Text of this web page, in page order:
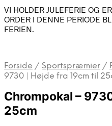
VI HOLDER JULEFERIE OG
ORDER I DENNE PERIODE
FERIEN.
Forside / Sportspræmier /
9730 | Højde fra 19cm til
Chrompokal –
25cm